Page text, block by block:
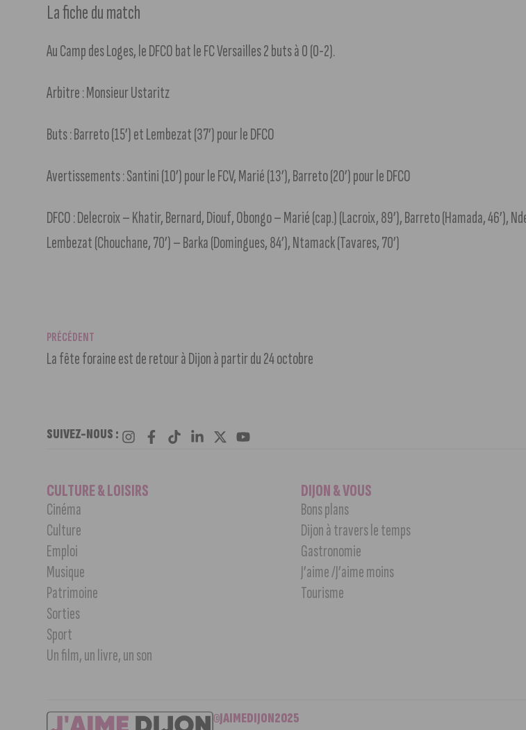
La fiche du match
Au Camp des Loges, le DFCO bat le FC Versailles 2 buts à 0 (0-2).
Arbitre : Monsieur Ustaritz
Buts : Barreto (15’) et Lembezat (37’) pour le DFCO
Avertissements : Santini (10’) pour le FCV, Marié (13’), Barreto (20’) pour le DFCO
DFCO : Delecroix – Khatir, Bernard, Diouf, Obongo – Marié (cap.) (Lacroix, 89’), Barreto (Hamada, 46’),
Lembezat (Chouchane, 70’) – Barka (Domingues, 84’), Ntamack (Tavares, 70’)
PRÉCÉDENT
La fête foraine est de retour à Dijon à partir du 24 octobre
SUIVEZ-NOUS :
CULTURE & LOISIRS
Cinéma
Culture
Emploi
Musique
Patrimoine
Sorties
Sport
Un film, un livre, un son
DIJON & VOUS
Bons plans
Dijon à travers le temps
Gastronomie
J’aime /J’aime moins
Tourisme
©JAIMEDIJON2025